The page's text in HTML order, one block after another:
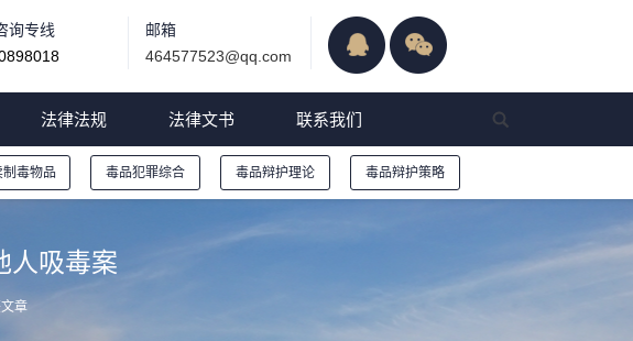
询专线
邮箱
464577523@qq.com
法律法规 法律文书 联系我们
毒物品 毒品犯罪综合 毒品辩护理论 毒品辩护策略
人吸毒案
章